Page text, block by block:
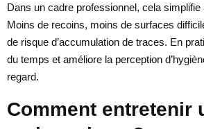
Dans un cadre professionnel, cela simplifie
Moins de recoins, moins de surfaces
de risque d’accumulation de traces. En
du temps et améliore la perception
regard.
Comment entretenir